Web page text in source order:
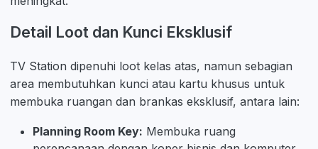
Detail Loot dan Kunci Eksklusif
TV Station dipenuhi loot kelas atas, namun sebagian
area membutuhkan kunci atau kartu khusus untuk
membuka ruangan dan brankas eksklusif, antara lain:
Planning Room Key: Membuka ruang